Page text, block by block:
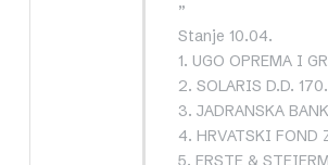
”
Stanje 10.04.
1. UGO OPREMA I
2. SOLARIS D.D.
3. JADRANSKA
4. HRVATSKI
5. ERSTE &